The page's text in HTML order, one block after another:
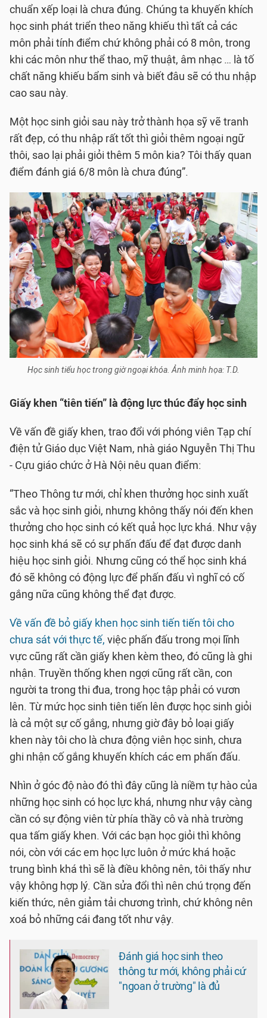
chuẩn xếp loại là chưa đúng. Chúng ta khuyến khích
học sinh phát triển theo năng khiếu thì tất cả các
môn phải tính điểm chứ không phải có 8 môn, trong
khi các môn như thể thao, mỹ thuật, âm nhạc … là tố
chất năng khiếu bẩm sinh và biết đâu sẽ có thu nhập
cao sau này.
Một học sinh giỏi sau này trở thành họa sỹ vẽ tranh
rất đẹp, có thu nhập rất tốt thì giỏi thêm ngoại ngữ
thôi, sao lại phải giỏi thêm 5 môn kia? Tôi thấy quan
điểm đánh giá 6/8 môn là chưa đúng”.
Học sinh tiểu học trong giờ ngoại khóa. Ảnh minh họa: T.D.
Giấy khen “tiên tiến” là động lực thúc đẩy học sinh
Về vấn đề giấy khen, trao đổi với phóng viên Tạp chí
điện tử Giáo dục Việt Nam, nhà giáo Nguyễn Thị Thu
- Cựu giáo chức ở Hà Nội nêu quan điểm:
“Theo Thông tư mới, chỉ khen thưởng học sinh xuất
sắc và học sinh giỏi, nhưng không thấy nói đến khen
thưởng cho học sinh có kết quả học lực khá. Như vậy
học sinh khá sẽ có sự phấn đấu để đạt được danh
hiệu học sinh giỏi. Nhưng cũng có thể học sinh khá
đó sẽ không có động lực để phấn đấu vì nghĩ có cố
gắng nữa cũng không thể đạt được.
Về vấn đề bỏ giấy khen học sinh tiến tiến tôi cho
chưa sát với thực tế, việc phấn đấu trong mọi lĩnh
vực cũng rất cần giấy khen kèm theo, đó cũng là ghi
nhận. Truyền thống khen ngợi cũng rất cần, con
người ta trong thi đua, trong học tập phải có vươn
lên. Từ mức học sinh tiên tiến lên được học sinh giỏi
là cả một sự cố gắng, nhưng giờ đây bỏ loại giấy
khen này tôi cho là chưa động viên học sinh, chưa
ghi nhận cố gắng khuyến khích các em phấn đấu.
Nhìn ở góc độ nào đó thì đây cũng là niềm tự hào của
những học sinh có học lực khá, nhưng như vậy càng
cần có sự động viên từ phía thầy cô và nhà trường
qua tấm giấy khen. Với các bạn học giỏi thì không
nói, còn với các em học lực luôn ở mức khá hoặc
trung bình khá thì sẽ là điều không nên, tôi thấy như
vậy không hợp lý. Cần sửa đổi thì nên chú trọng đến
kiến thức, nên giảm tải chương trình, chứ không nên
xoá bỏ những cái đang tốt như vậy.
Đánh giá học sinh theo
thông tư mới, không phải cứ
"ngoan ở trường" là đủ